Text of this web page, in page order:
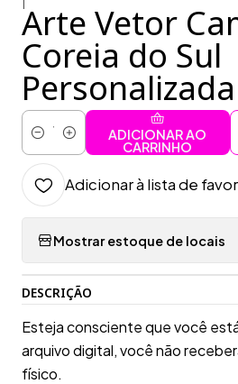
Arte Vetor
Coreia do Sul
Personalizada
Quantidade
ADICIONAR AO
CARRINHO
Adicionar à lista de
Mostrar estoque de locais
DESCRIÇÃO
Esteja consciente que você
arquivo digital, você não
físico.